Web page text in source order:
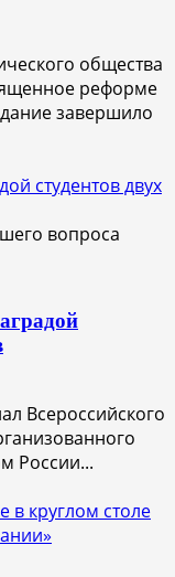
общества
реформе
завершило
студентов двух
Всероссийского
России...
круглом столе